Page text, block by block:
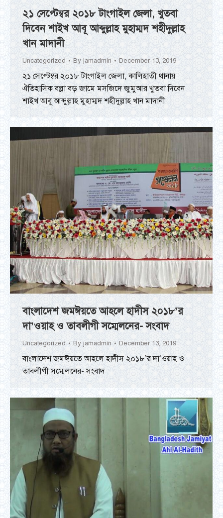
২১ সেপ্টেম্বর ২০১৮ টাংগাইল জেলা, খুতবা
দিবেন শাইখ আবূ আব্দুল্লাহ মুহাম্মদ শহীদুল্লাহ
খান মাদানী
Uncategorized By jamadmin December 13, 2019
২১ সেপ্টেম্বর ২০১৮ টাংগাইল জেলা, কালিহাতী থানায়
ঐতিহাসিক বল্লা বড় জামে মসজিদে জুমুআর খুতবা দিবেন
শাইখ আবূ আব্দুল্লাহ মুহাম্মদ শহীদুল্লাহ খান মাদানী
বাংলাদেশ জমঈয়তে আহলে হাদীস ২০১৮’র
দা’ওয়াহ ও তাবলীগী সম্মেলনের- সংবাদ
Uncategorized Byjamadmin December 13, 2019
বাংলাদেশ জমঈয়তে আহলে হাদীস ২০১৮’র দা’ওয়াহ ও
তাবলীগী সম্মেলনের- সংবাদ